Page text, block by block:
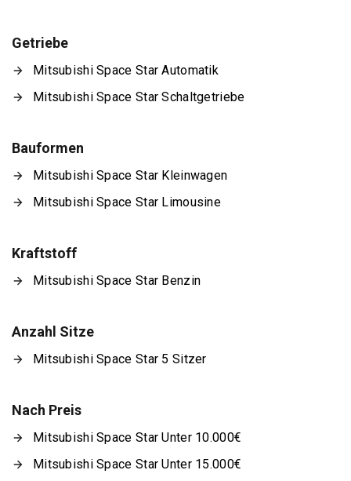
Getriebe
Mitsubishi Space Star Automatik
Mitsubishi Space Star Schaltgetriebe
Bauformen
Mitsubishi Space Star Kleinwagen
Mitsubishi Space Star Limousine
Kraftstoff
Mitsubishi Space Star Benzin
Anzahl Sitze
Mitsubishi Space Star 5 Sitzer
Nach Preis
Mitsubishi Space Star Unter 10.000€
Mitsubishi Space Star Unter 15.000€